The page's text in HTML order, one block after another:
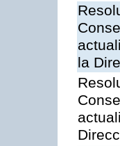
la